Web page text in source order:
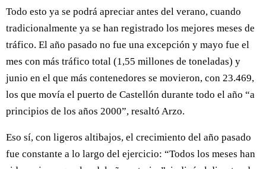
Todo esto ya se podrá apreciar antes del verano, cuando
tradicionalmente ya se han registrado los mejores meses de
tráfico. El año pasado no fue una excepción y mayo fue el
mes con más tráfico total (1,55 millones de toneladas) y
junio en el que más contenedores se movieron, con 23.469,
los que movía el puerto de Castellón durante todo el año “a
principios de los años 2000”, resaltó Arzo.
Eso sí, con ligeros altibajos, el crecimiento del año pasado
fue constante a lo largo del ejercicio: “Todos los meses han